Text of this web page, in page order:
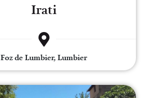
Irati
Foz de Lumbier, Lumbier
Kayak para toda la familia en el